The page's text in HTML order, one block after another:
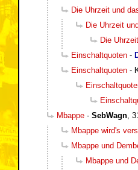
Die Uhrzeit und
Die Uhrzeit
Die
Einschaltquoten -
Einschaltquoten -
Mbappe - SebWagn
Mbappe wird's
Mbappe und
Mbappe und